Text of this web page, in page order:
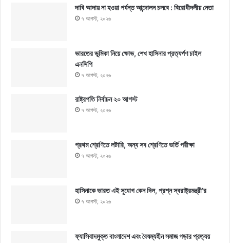
দাবি আদায় না হওয়া পর্যন্ত আন্দোলন চলবে : বিরোধীদলীয় নেতা
৭ আগস্ট, ২০২৬
ভারতের ভূমিকা নিয়ে ক্ষোভ, শেখ হাসিনার প্রত্যর্পণ চাইল
এনসিপি
৭ আগস্ট, ২০২৬
রাষ্ট্রপতি নির্বাচন ২০ আগস্ট
৭ আগস্ট, ২০২৬
প্রথম শ্রেণিতে লটারি, অন্য সব শ্রেণিতে ভর্তি পরীক্ষা
৭ আগস্ট, ২০২৬
হাসিনাকে ভারত এই সুযোগ কেন দিল, প্রশ্ন স্বরাষ্ট্রমন্ত্রী’র
৭ আগস্ট, ২০২৬
ফ্যাসিবাদমুক্ত বাংলাদেশ এবং বৈষম্যহীন সমাজ গড়ার প্রত্যয়